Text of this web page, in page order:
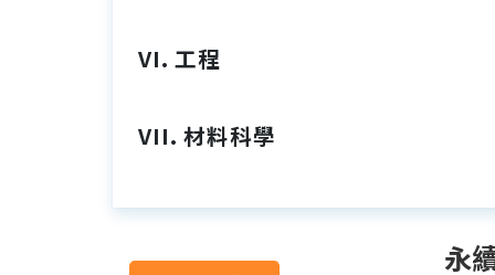
VI. 工程
VII. 材料科學
永